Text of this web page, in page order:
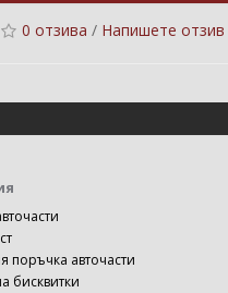
0 отзива / Напишете отзив
поръчка авточасти
бисквитки